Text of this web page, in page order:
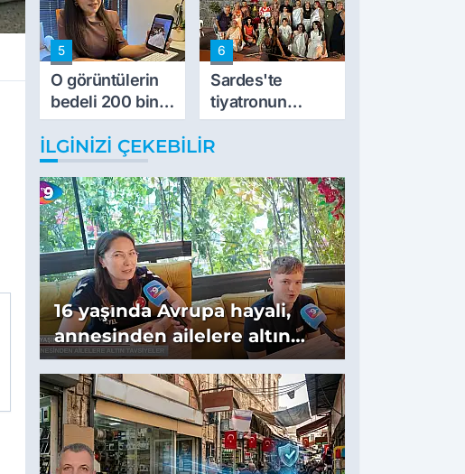
5
O görüntülerin
bedeli 200 bin
TL
6
Sardes'te
tiyatronun
imece ruhu
binlerce yıllık
İLGINIZI ÇEKEBILIR
16 yaşında Avrupa hayali,
annesinden ailelere altın
tavsiyeler